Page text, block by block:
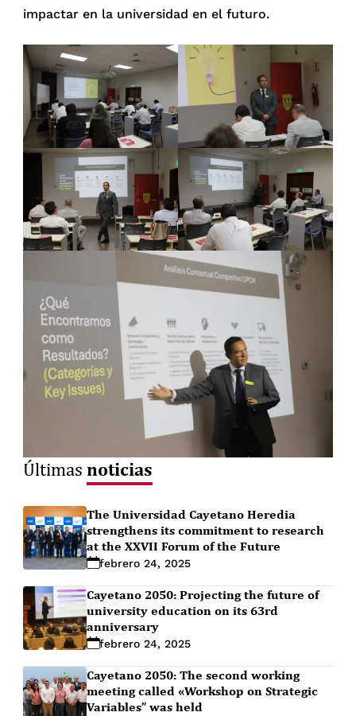
impactar en la universidad en el futuro.
Últimasnoticias
The Universidad Cayetano Heredia
strengthens its commitment to research
at the XXVII Forum of the Future
febrero 24, 2025
Cayetano 2050: Projecting the future of
university education on its 63rd
anniversary
febrero 24, 2025
Cayetano 2050: The second working
meeting called «Workshop on Strategic
Variables” was held